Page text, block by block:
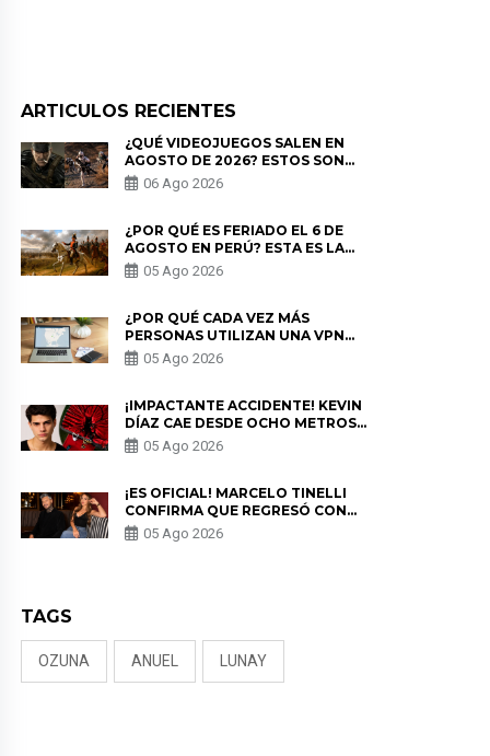
ARTICULOS RECIENTES
¿QUÉ VIDEOJUEGOS SALEN EN
AGOSTO DE 2026? ESTOS SON
LOS ESTRENOS MÁS ESPERADOS
06 Ago 2026
¿POR QUÉ ES FERIADO EL 6 DE
AGOSTO EN PERÚ? ESTA ES LA
HISTORIA
05 Ago 2026
¿POR QUÉ CADA VEZ MÁS
PERSONAS UTILIZAN UNA VPN
PARA PROTEGER SU
PRIVACIDAD?
05 Ago 2026
¡IMPACTANTE ACCIDENTE! KEVIN
DÍAZ CAE DESDE OCHO METROS
EN “ESTO ES GUERRA” Y GENERA
PREOCUPACIÓN
05 Ago 2026
¡ES OFICIAL! MARCELO TINELLI
CONFIRMA QUE REGRESÓ CON
MILETT FIGUEROA: “EL AMOR
PUDO MÁS”
05 Ago 2026
TAGS
OZUNA ANUEL LUNAY